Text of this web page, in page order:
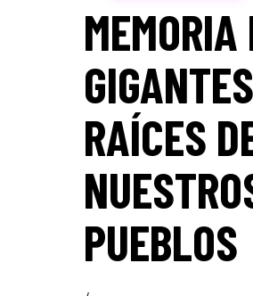
MEMORIA
RAÍCES
PUEBLOS